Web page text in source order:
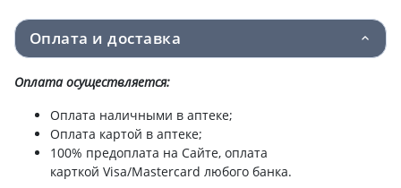
Оплата и доставка
Оплата осуществляется:
Оплата наличными в аптеке;
Оплата картой в аптеке;
100% предоплата на Сайте, оплата
карткой Visa/Mastercard любого банка.